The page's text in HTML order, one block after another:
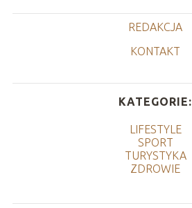
REDAKCJA
KONTAKT
KATEGORIE:
LIFESTYLE
SPORT
TURYSTYKA
ZDROWIE